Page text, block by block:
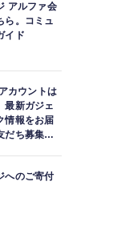
アルファ会
ら。コミュ
イド
カウントは
最新ガジェ
情報をお届
だち募集
へのご寄付